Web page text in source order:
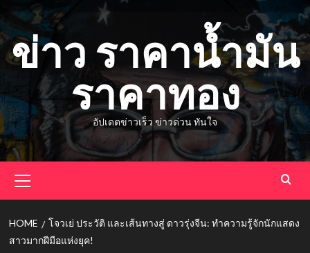
to
content
ข่าว ราคาน้ำมัน
ราคาทอง
อัปเดตข่าวเร็ว ข่าวด่วน ทันใจ
Menu
HOME
โจวเย่ ประวัติ และเส้นทางสู่ ดาวรุ่งจีน: ทำความรู้จักนักแสดง
สาวมากฝีมือแห่งยุค!